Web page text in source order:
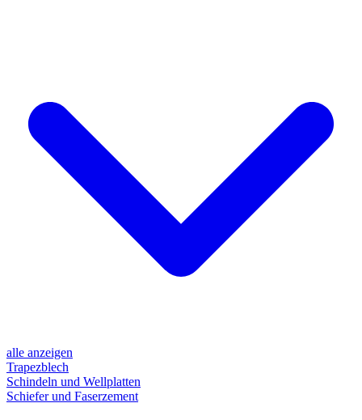
alle anzeigen
Trapezblech
Schindeln und Wellplatten
Schiefer und Faserzement